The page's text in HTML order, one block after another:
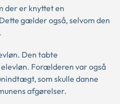
der er knyttet en
gælder også, selvom den
Den tabte
Forælderen var også
som skulle danne
afgørelser.